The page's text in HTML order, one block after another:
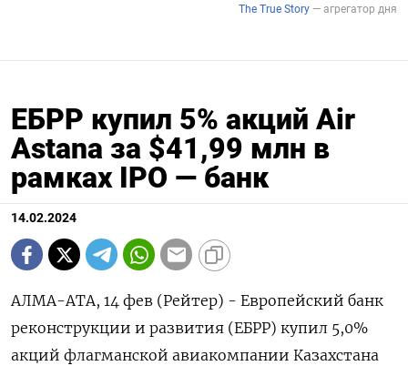
ЕБРР купил 5% акций Air
Astana за $41,99 млн в
рамках IPO — банк
14.02.2024
АЛМА-АТА, 14 фев (Рейтер) - Европейский банк
реконструкции и развития (ЕБРР) купил 5,0%
акций флагманской авиакомпании Казахстана